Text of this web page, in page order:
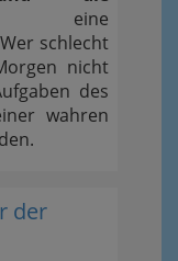
schlecht
nicht
des
wahren
der